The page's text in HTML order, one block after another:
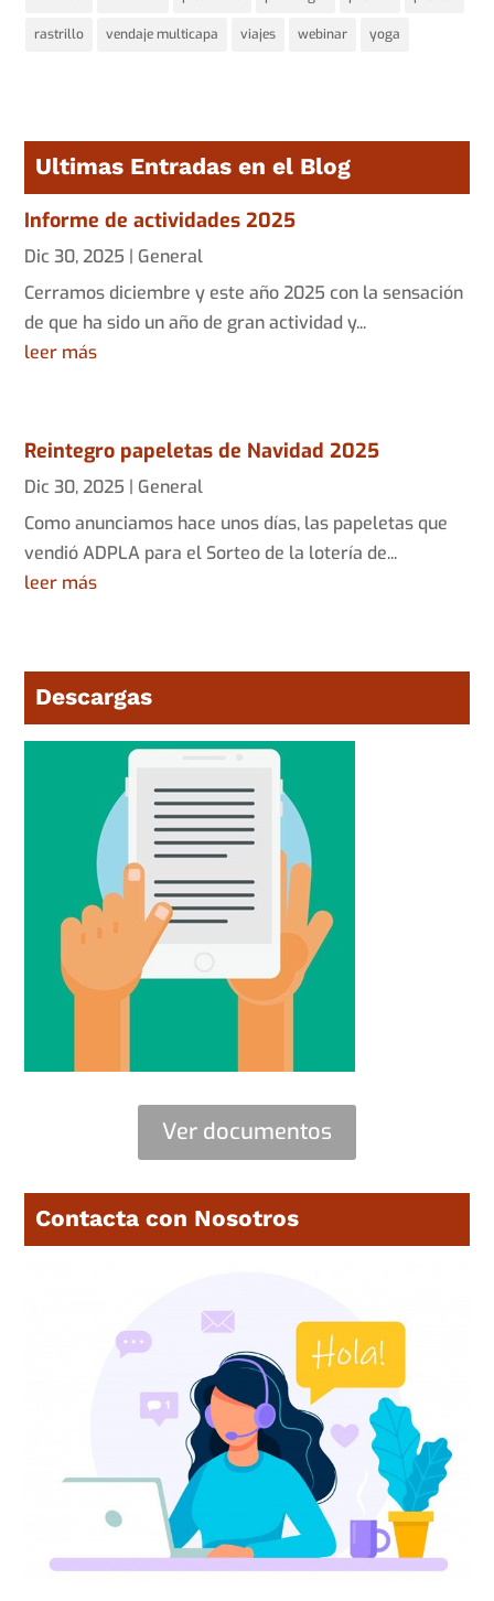
rastrillo vendaje multicapa viajes webinar yoga
Ultimas Entradas en el Blog
Informe de actividades 2025
Dic 30, 2025 | General
Cerramos diciembre y este año 2025 con la sensación
de que ha sido un año de gran actividad y...
leer más
Reintegro papeletas de Navidad 2025
Dic 30, 2025 | General
Como anunciamos hace unos días, las papeletas que
vendió ADPLA para el Sorteo de la lotería de...
leer más
Descargas
Ver documentos
Contacta con Nosotros